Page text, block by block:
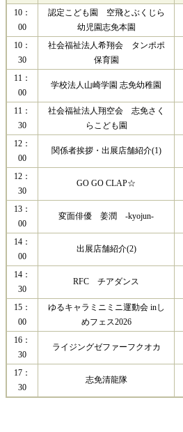
10：
00
認定こども園 空飛とぶくじら
幼児園志免本園
10：
30
社会福祉法人希翔会 タンポポ
保育園
11：
00
​学校法人山崎学園 志免幼稚園
11：
30
社会福祉法人翔空会 志免さく
らこども園
12：
00
関係者挨拶・出展店舗紹介(1)
12：
30
GO GO CLAP☆
13：
00
変面俳優 姜潤 -kyojun-
14：
00
出展店舗紹介(2)
14：
30
RFC チアダンス
15：
00
ゆるキャラミニミニ運動会 inし
めフェス2026
16：
30
ライジングゼファーフクオカ
17：
30
志免清龍隊